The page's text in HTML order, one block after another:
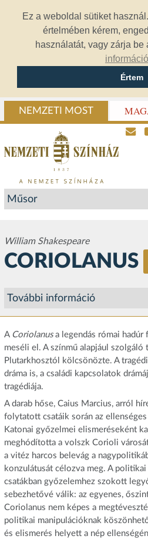
Ez a weboldal sütiket
értelmében kérem,
használatát, vagy zárja be
információ
Értem
NEMZETI MOST
William Shakespeare
CORIOLANUS
A Coriolanusa legendás római hadúr
meséli el. A színmű alapjául szolgáló
Plutarkhosztól kölcsönözte. A
dráma is, a családi kapcsolatok
tragédiája.
A darab hőse, Caius Marcius, arról
folytatott csatáik során az
Katonai győzelmei elismeréseként
meghódította a volszk Corioli
a vitéz harcos belevág a
konzulátusát célozva meg. A
csatákban győzelemhez szokott
sebezhetővé válik: az egyenes,
Coriolanus nem képes a
politikai manipulációknak
és elismerés helyett a nép